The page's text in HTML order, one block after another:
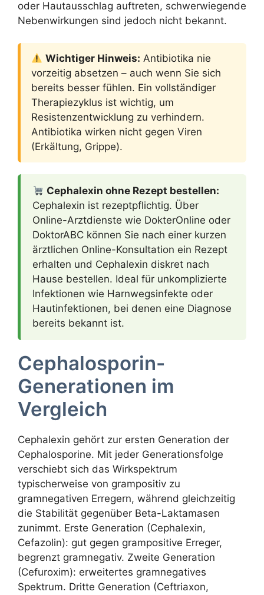
oder Hautausschlag auftreten, schwerwiegende
Nebenwirkungen sind jedoch nicht bekannt.
Wichtiger Hinweis: Antibiotika nie
vorzeitig absetzen – auch wenn Sie sich
bereits besser fühlen. Ein vollständiger
Therapiezyklus ist wichtig, um
Resistenzentwicklung zu verhindern.
Antibiotika wirken nicht gegen Viren
(Erkältung, Grippe).
Cephalexin ohne Rezept bestellen:
Cephalexin ist rezeptpflichtig. Über
Online-Arztdienste wie DokterOnline oder
DoktorABC können Sie nach einer kurzen
ärztlichen Online-Konsultation ein Rezept
erhalten und Cephalexin diskret nach
Hause bestellen. Ideal für unkomplizierte
Infektionen wie Harnwegsinfekte oder
Hautinfektionen, bei denen eine Diagnose
bereits bekannt ist.
Cephalosporin-
Generationen im
Vergleich
Cephalexin gehört zur ersten Generation der
Cephalosporine. Mit jeder Generationsfolge
verschiebt sich das Wirkspektrum
typischerweise von grampositiv zu
gramnegativen Erregern, während gleichzeitig
die Stabilität gegenüber Beta-Laktamasen
zunimmt. Erste Generation (Cephalexin,
Cefazolin): gut gegen grampositive Erreger,
begrenzt gramnegativ. Zweite Generation
(Cefuroxim): erweitertes gramnegatives
Spektrum. Dritte Generation (Ceftriaxon,